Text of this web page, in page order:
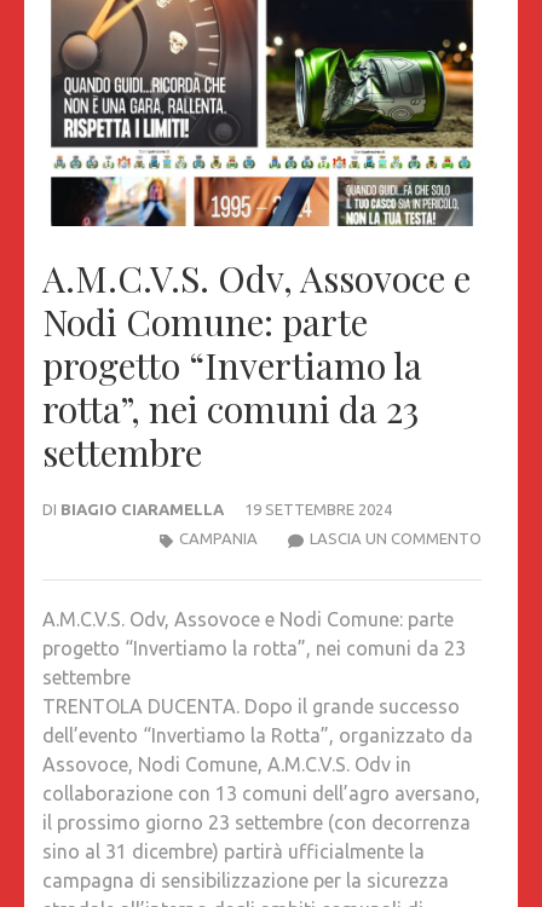
A.M.C.V.S. Odv, Assovoce e
Nodi Comune: parte
progetto “Invertiamo la
rotta”, nei comuni da 23
settembre
DI BIAGIO CIARAMELLA
19 SETTEMBRE 2024
LASCIA UN COMMENTO
CAMPANIA
A.M.C.V.S. Odv, Assovoce e Nodi Comune: parte
progetto “Invertiamo la rotta”, nei comuni da 23
settembre
TRENTOLA DUCENTA. Dopo il grande successo
dell’evento “Invertiamo la Rotta”, organizzato da
Assovoce, Nodi Comune, A.M.C.V.S. Odv in
collaborazione con 13 comuni dell’agro aversano,
il prossimo giorno 23 settembre (con decorrenza
sino al 31 dicembre) partirà ufficialmente la
campagna di sensibilizzazione per la sicurezza